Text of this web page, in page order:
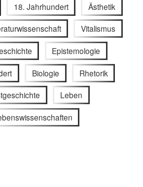
18. Jahrhundert Ästhetik
Vitalismus
Epistemologie
Biologie Rhetorik
Leben